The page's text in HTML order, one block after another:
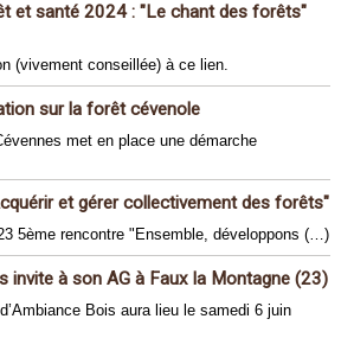
et santé 2024 : "Le chant des forêts"
(vivement conseillée) à ce lien.
sur la forêt cévenole
met en place une démarche
et gérer collectivement des forêts"
5ème rencontre "Ensemble, développons (…)
invite à son AG à Faux la Montagne (23)
Bois aura lieu le samedi 6 juin